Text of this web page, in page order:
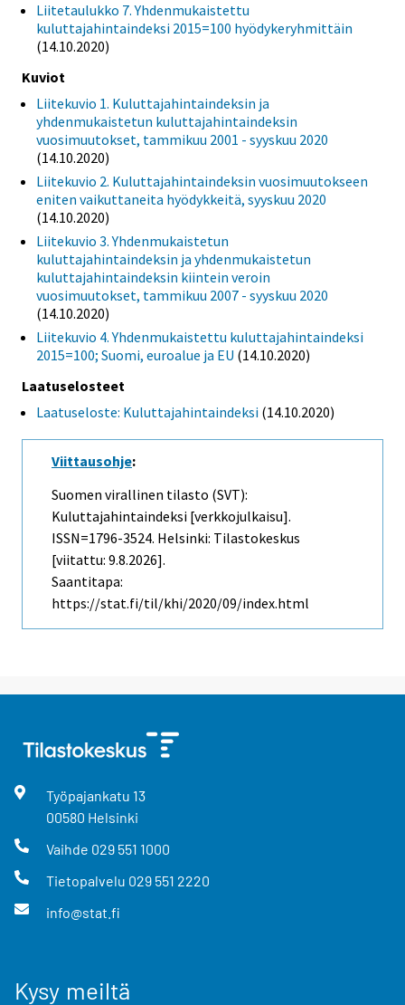
Liitetaulukko 7. Yhdenmukaistettu
kuluttajahintaindeksi 2015=100 hyödykeryhmittäin
(14.10.2020)
Kuviot
Liitekuvio 1. Kuluttajahintaindeksin ja
yhdenmukaistetun kuluttajahintaindeksin
vuosimuutokset, tammikuu 2001 - syyskuu 2020
(14.10.2020)
Liitekuvio 2. Kuluttajahintaindeksin vuosimuutokseen
eniten vaikuttaneita hyödykkeitä, syyskuu 2020
(14.10.2020)
Liitekuvio 3. Yhdenmukaistetun
kuluttajahintaindeksin ja yhdenmukaistetun
kuluttajahintaindeksin kiintein veroin
vuosimuutokset, tammikuu 2007 - syyskuu 2020
(14.10.2020)
Liitekuvio 4. Yhdenmukaistettu kuluttajahintaindeksi
2015=100; Suomi, euroalue ja EU (14.10.2020)
Laatuselosteet
Laatuseloste: Kuluttajahintaindeksi (14.10.2020)
Viittausohje:
Suomen virallinen tilasto (SVT):
Kuluttajahintaindeksi [verkkojulkaisu].
ISSN=1796-3524. Helsinki: Tilastokeskus
[viitattu: 9.8.2026].
Saantitapa:
https://stat.fi/til/khi/2020/09/index.html
Työpajankatu 13
00580 Helsinki
Vaihde 029 551 1000
Tietopalvelu 029 551 2220
info@stat.fi
Kysy meiltä